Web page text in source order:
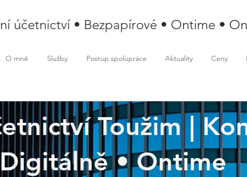
účetnictví • Bezpapírové • Ontime •
O mně Služby Postup spolupráce Aktuality Ceny
Toužim |
Digitálně • Ontime